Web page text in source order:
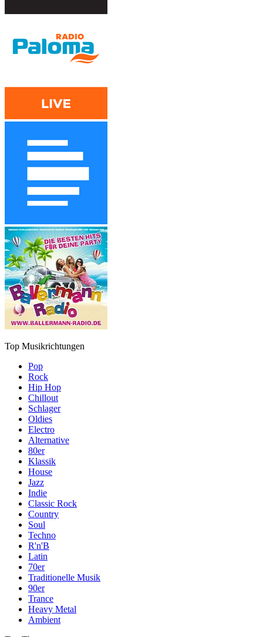
Top Musikrichtungen
Pop
Rock
Hip Hop
Chillout
Schlager
Oldies
Electro
Alternative
80er
Klassik
House
Jazz
Indie
Classic Rock
Country
Soul
Techno
R'n'B
Latin
70er
Traditionelle Musik
90er
Trance
Heavy Metal
Ambient